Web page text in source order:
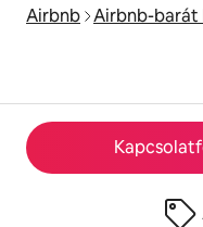
Airbnb Airbnb-barát